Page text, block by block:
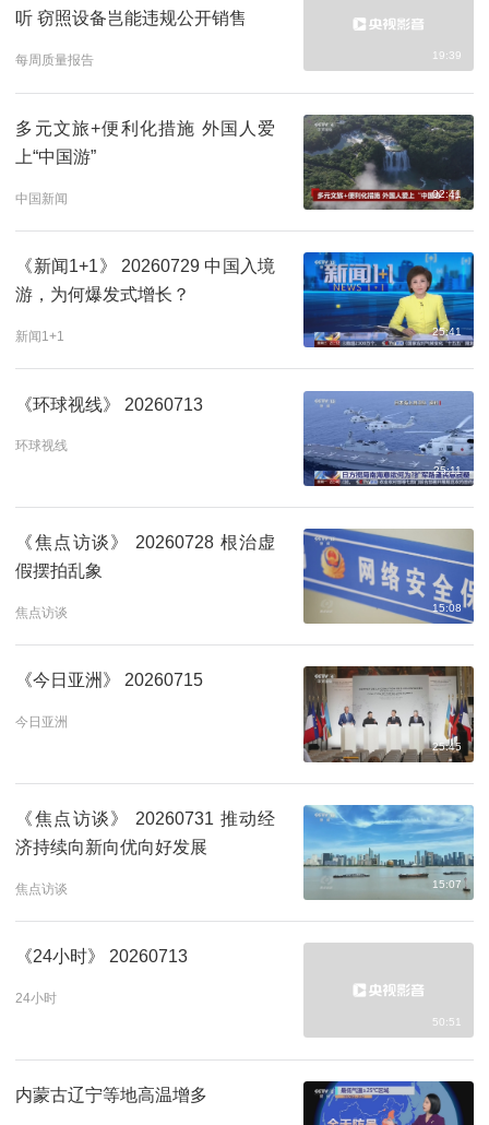
听 窃照设备岂能违规公开销售
每周质量报告 19:39
多元文旅+便利化措施 外国人爱
上“中国游”
中国新闻 02:41
《新闻1+1》 20260729 中国入境
游，为何爆发式增长？
新闻1+1 25:41
《环球视线》 20260713
环球视线
25:11
《焦点访谈》 20260728 根治虚
假摆拍乱象
焦点访谈 15:08
《今日亚洲》 20260715
今日亚洲
25:45
《焦点访谈》 20260731 推动经
济持续向新向优向好发展
焦点访谈 15:07
《24小时》 20260713
24小时
50:51
内蒙古辽宁等地高温增多